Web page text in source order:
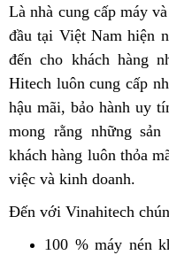
Là nhà cung cấp máy
đầu tại Việt Nam hiện
đến cho khách hàng
Hitech luôn cung cấp
hậu mãi, bảo hành uy
mong rằng những
khách hàng luôn thỏa
việc và kinh doanh.
Đến với Vinahitech
100 % máy nén